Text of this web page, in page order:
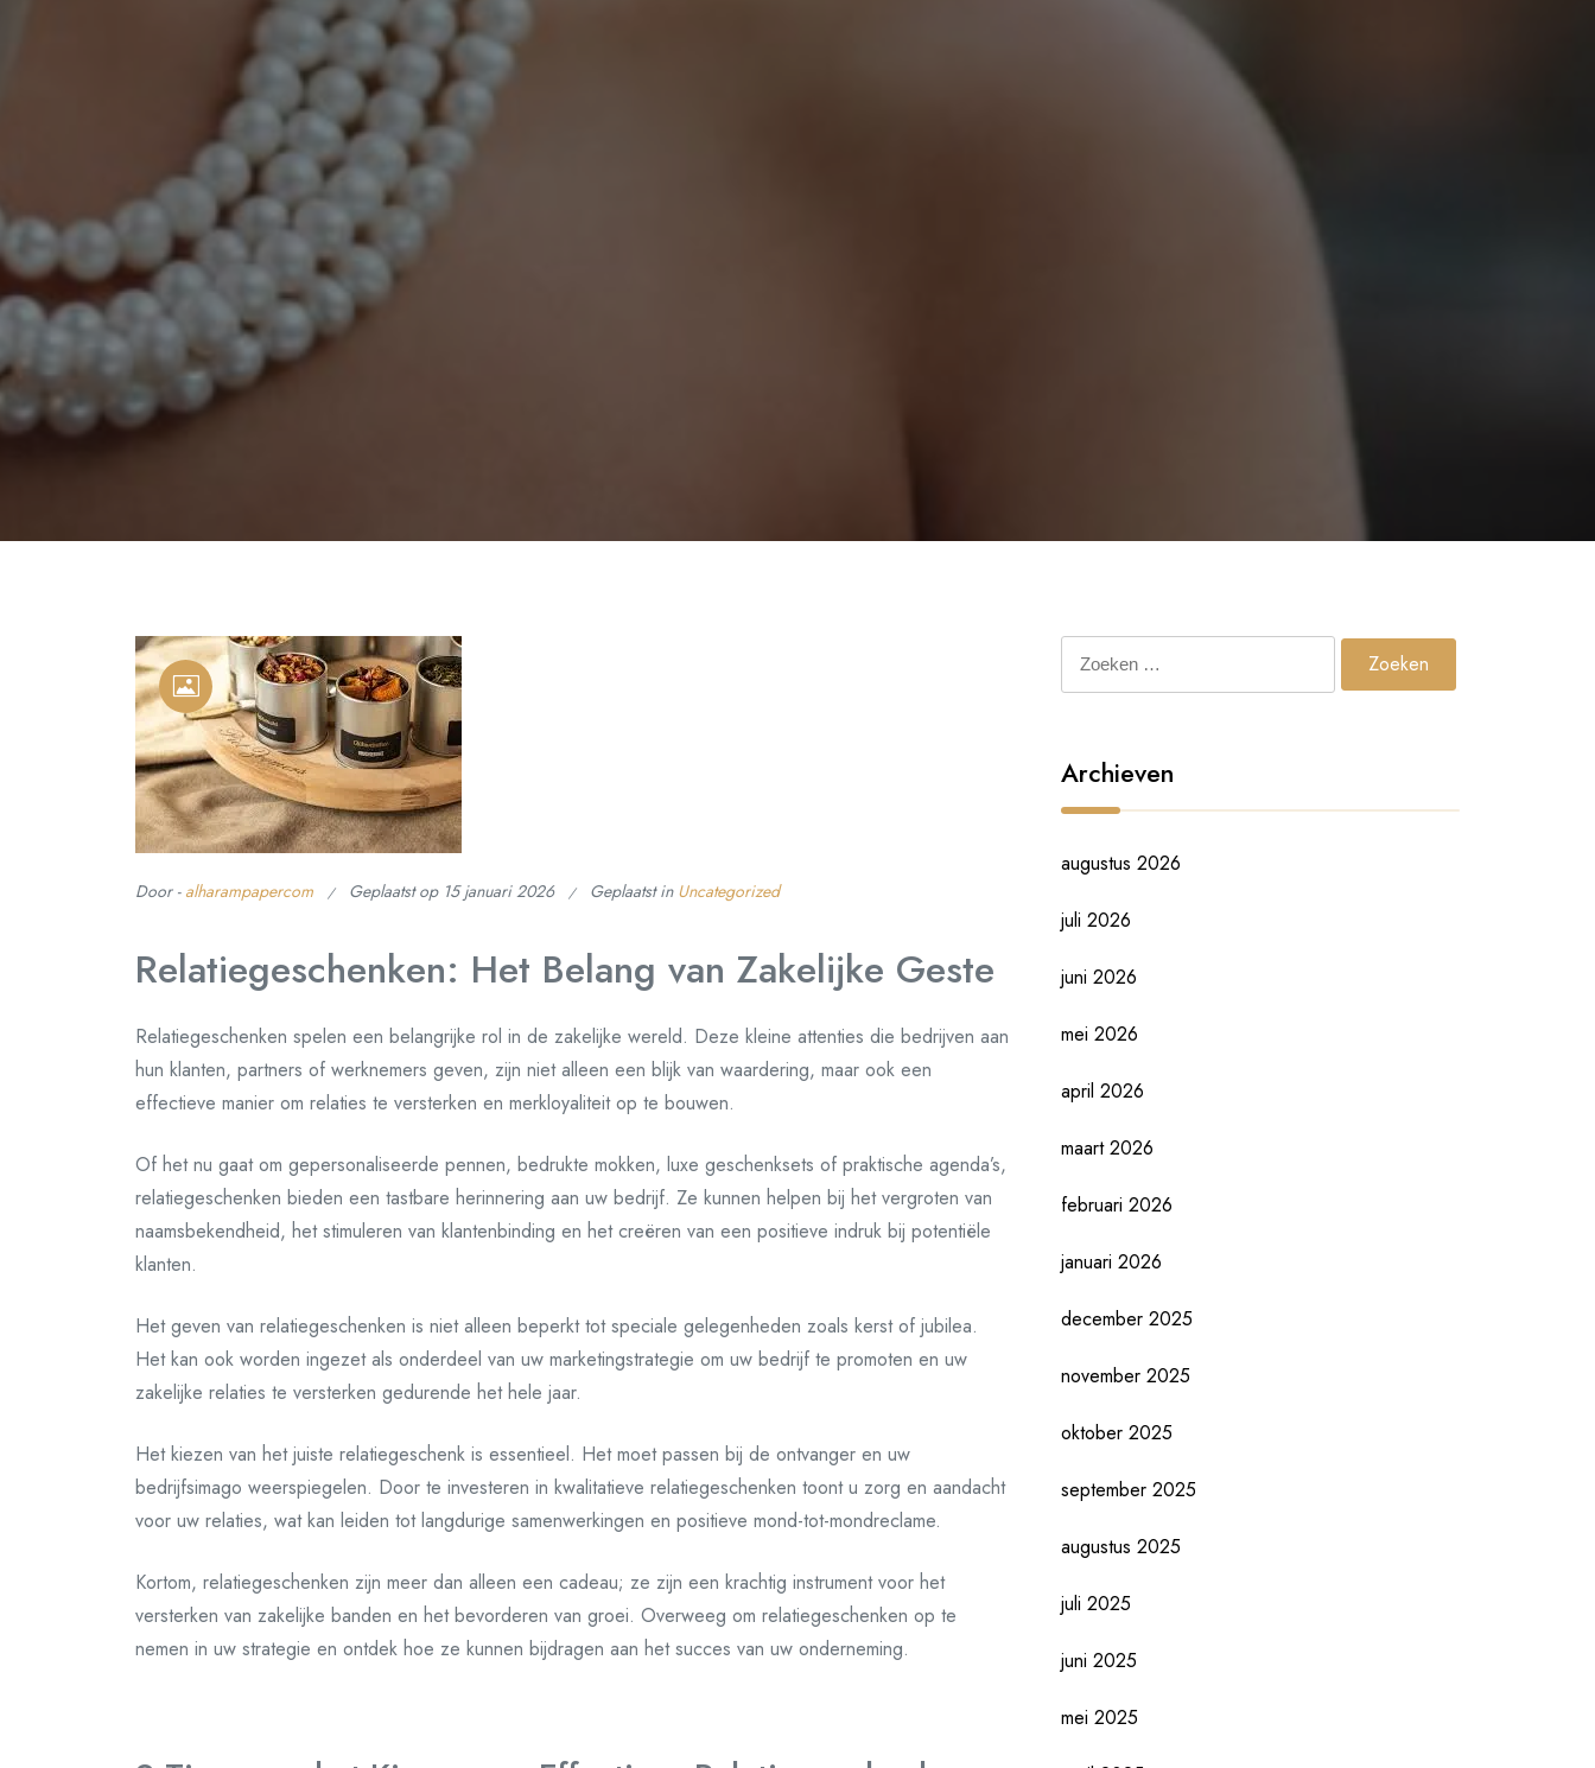
Door - alharampapercom Geplaatst op 15 januari 2026 Geplaatst in Uncategorized
Relatiegeschenken: Het Belang van Zakelijke Geste
Relatiegeschenken spelen een belangrijke rol in de zakelijke wereld. Deze kleine attenties die bedrijven aan
hun klanten, partners of werknemers geven, zijn niet alleen een blijk van waardering, maar ook een
effectieve manier om relaties te versterken en merkloyaliteit op te bouwen.
Of het nu gaat om gepersonaliseerde pennen, bedrukte mokken, luxe geschenksets of praktische agenda’s,
relatiegeschenken bieden een tastbare herinnering aan uw bedrijf. Ze kunnen helpen bij het vergroten van
naamsbekendheid, het stimuleren van klantenbinding en het creëren van een positieve indruk bij potentiële
klanten.
Het geven van relatiegeschenken is niet alleen beperkt tot speciale gelegenheden zoals kerst of jubilea.
Het kan ook worden ingezet als onderdeel van uw marketingstrategie om uw bedrijf te promoten en uw
zakelijke relaties te versterken gedurende het hele jaar.
Het kiezen van het juiste relatiegeschenk is essentieel. Het moet passen bij de ontvanger en uw
bedrijfsimago weerspiegelen. Door te investeren in kwalitatieve relatiegeschenken toont u zorg en aandacht
voor uw relaties, wat kan leiden tot langdurige samenwerkingen en positieve mond-tot-mondreclame.
Kortom, relatiegeschenken zijn meer dan alleen een cadeau; ze zijn een krachtig instrument voor het
versterken van zakelijke banden en het bevorderen van groei. Overweeg om relatiegeschenken op te
nemen in uw strategie en ontdek hoe ze kunnen bijdragen aan het succes van uw onderneming.
Zoeken
naar:
Archieven
augustus 2026
juli 2026
juni 2026
mei 2026
april 2026
maart 2026
februari 2026
januari 2026
december 2025
november 2025
oktober 2025
september 2025
augustus 2025
juli 2025
juni 2025
mei 2025